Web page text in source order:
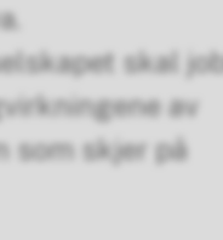
skal
av
som skjer på